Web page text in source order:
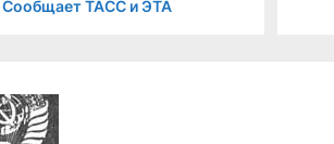
ТАСС и ЭТА